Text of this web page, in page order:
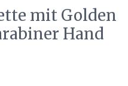
mit Golden
Hand